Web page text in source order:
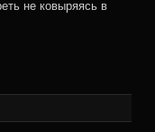
не ковыряясь в